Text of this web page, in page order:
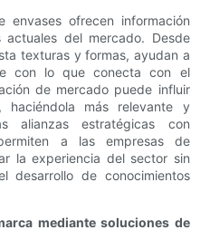
envases ofrecen información
del mercado. Desde
texturas y formas, ayudan a
con lo que conecta con el
de mercado puede influir
más relevante y
alianzas estratégicas con
a las empresas de
la experiencia del sector sin
desarrollo de conocimientos
mediante soluciones de